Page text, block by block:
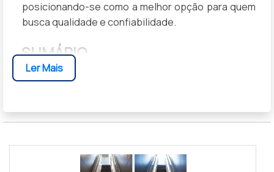
posicionando-se como a melhor opção para quem
busca qualidade e confiabilidade.
SUMÁRIO
Benefícios da Manutenção Profissional
Cases de Sucesso
Ler Mais